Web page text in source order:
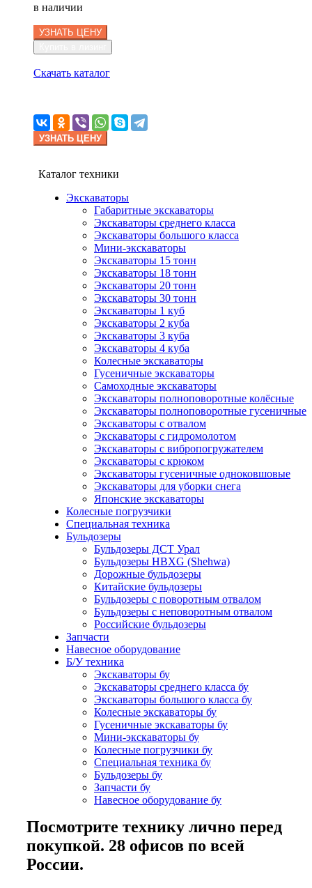
в наличии
УЗНАТЬ ЦЕНУ
Скачать каталог
УЗНАТЬ ЦЕНУ
Каталог техники
Экскаваторы
Габаритные экскаваторы
Экскаваторы среднего класса
Экскаваторы большого класса
Мини-экскаваторы
Экскаваторы 15 тонн
Экскаваторы 18 тонн
Экскаваторы 20 тонн
Экскаваторы 30 тонн
Экскаваторы 1 куб
Экскаваторы 2 куба
Экскаваторы 3 куба
Экскаваторы 4 куба
Колесные экскаваторы
Гусеничные экскаваторы
Самоходные экскаваторы
Экскаваторы полноповоротные колёсные
Экскаваторы полноповоротные гусеничные
Экскаваторы с отвалом
Экскаваторы с гидромолотом
Экскаваторы с вибропогружателем
Экскаваторы с крюком
Экскаваторы гусеничные одноковшовые
Экскаваторы для уборки снега
Японские экскаваторы
Колесные погрузчики
Специальная техника
Бульдозеры
Бульдозеры ДСТ Урал
Бульдозеры HBXG (Shehwa)
Дорожные бульдозеры
Китайские бульдозеры
Бульдозеры с поворотным отвалом
Бульдозеры с неповоротным отвалом
Российские бульдозеры
Запчасти
Навесное оборудование
Б/У техника
Экскаваторы бу
Экскаваторы среднего класса бу
Экскаваторы большого класса бу
Колесные экскаваторы бу
Гусеничные экскаваторы бу
Мини-экскаваторы бу
Колесные погрузчики бу
Специальная техника бу
Бульдозеры бу
Запчасти бу
Навесное оборудование бу
Посмотрите технику лично перед
покупкой. 28 офисов по всей
России.